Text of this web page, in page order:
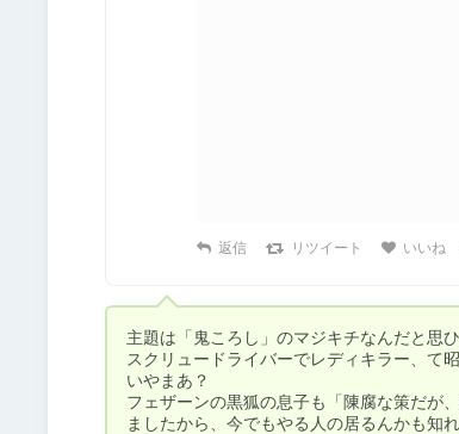
返信 リツイート いいね
主題は「鬼ころし」のマジキチなんだと思
スクリュードライバーでレディキラー、て
いやまあ？
フェザーンの黒狐の息子も「陳腐な策だが
ましたから、今でもやる人の居るんかも知れ